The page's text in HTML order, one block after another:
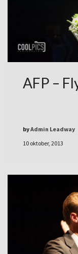
AFP –
10 oktober, 2013
byAdmin Leadway